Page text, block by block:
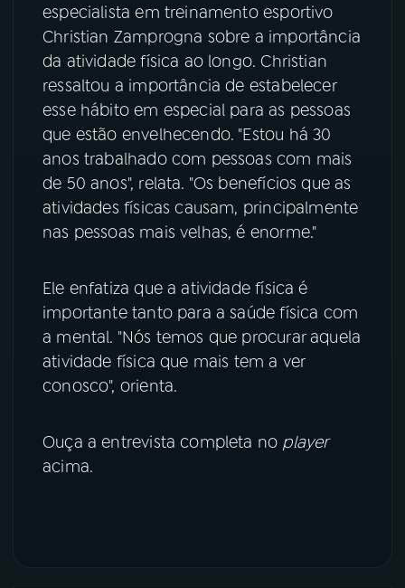
07ÚLTIMAS
FESTIVAL DE MÚSICA
ACOMPANHE A RÁDIO NACIONAL
YouTube Facebook
especialista em treinamento esportivo
Christian Zamprogna sobre a importância
da atividade física ao longo. Christian
ressaltou a importância de estabelecer
esse hábito em especial para as pessoas
que estão envelhecendo. "Estou há 30
anos trabalhado com pessoas com mais
de 50 anos", relata. "Os benefícios que as
atividades físicas causam, principalmente
nas pessoas mais velhas, é enorme."
Ele enfatiza que a atividade física é
importante tanto para a saúde física com
a mental. "Nós temos que procurar aquela
atividade física que mais tem a ver
conosco", orienta.
Ouça a entrevista completa no player
acima.